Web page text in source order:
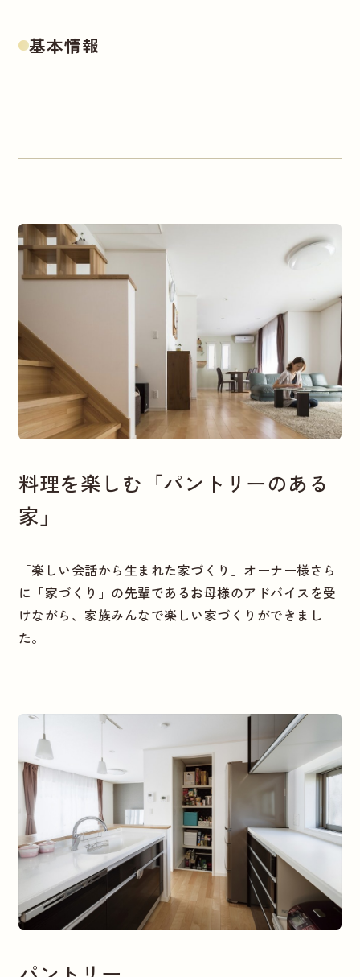
基本情報
料理を楽しむ「パントリーのある
家」
「楽しい会話から生まれた家づくり」オーナー様さら
に「家づくり」の先輩であるお母様のアドバイスを受
けながら、家族みんなで楽しい家づくりができまし
た。